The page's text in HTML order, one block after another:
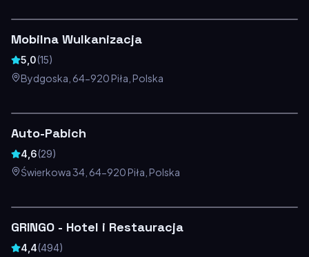
Mobilna Wulkanizacja
5,0(15)
Bydgoska, 64-920 Piła, Polska
Auto-Pabich
4,6(29)
Świerkowa 34, 64-920 Piła, Polska
GRINGO - Hotel i Restauracja
4,4(494)